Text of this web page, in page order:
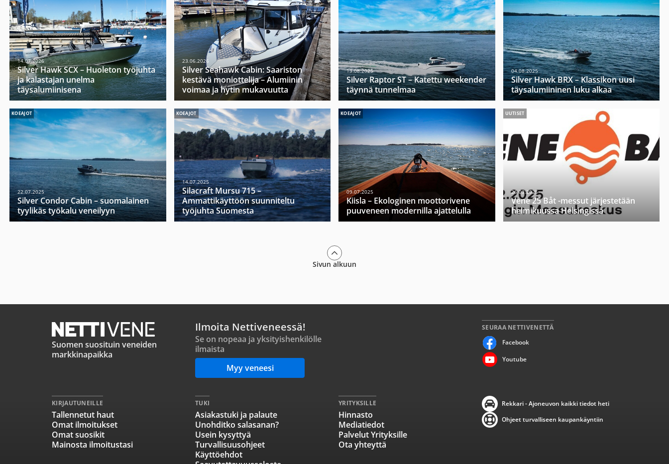
14.07.2026
Silver Hawk SCX – Huoleton työjuhta
ja kalastajan unelma
täysalumiinisena
23.06.2026
Silver Seahawk Cabin: Saariston
kestävä moniottelija – Alumiinin
voimaa ja hytin mukavuutta
13.08.2025
Silver Raptor ST – Katettu weekender
täynnä tunnelmaa
04.08.2025
Silver Hawk BRX – Klassikon uusi
täysalumiininen luku alkaa
KOEAJOT
22.07.2025
Silver Condor Cabin – suomalainen
tyylikäs työkalu veneilyyn
KOEAJOT
14.07.2025
Silacraft Mursu 715 –
Ammattikäyttöön suunniteltu
työjuhta Suomesta
KOEAJOT
09.07.2025
Kiisla – Ekologinen moottorivene
puuveneen modernilla ajattelulla
UUTISET
26.03.2025
Vene 25 Båt -messut järjestetään
helmikuussa Helsingissä
Sivun alkuun
Suomen suosituin veneiden
markkinapaikka
Ilmoita Nettiveneessä!
Se on nopeaa ja yksityishenkilölle
ilmaista
Myy veneesi
SEURAA NETTIVENETTÄ
Facebook
Youtube
KIRJAUTUNEILLE
Tallennetut haut
Omat ilmoitukset
Omat suosikit
Mainosta ilmoitustasi
TUKI
Asiakastuki ja palaute
Unohditko salasanan?
Usein kysyttyä
Turvallisuusohjeet
Käyttöehdot
YRITYKSILLE
Hinnasto
Mediatiedot
Palvelut Yrityksille
Ota yhteyttä
Rekkari - Ajoneuvon kaikki tiedot heti
Ohjeet turvalliseen kaupankäyntiin